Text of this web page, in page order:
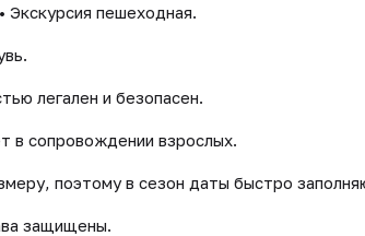
Экскурсия пешеходная.
легален и безопасен.
в сопровождении взрослых.
поэтому в сезон даты быстро
защищены.